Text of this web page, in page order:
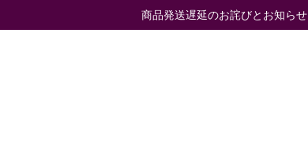
商品発送遅延のお詫びとお知らせ